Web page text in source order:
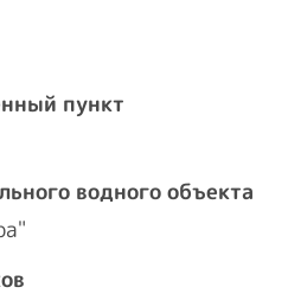
пункт
водного объекта